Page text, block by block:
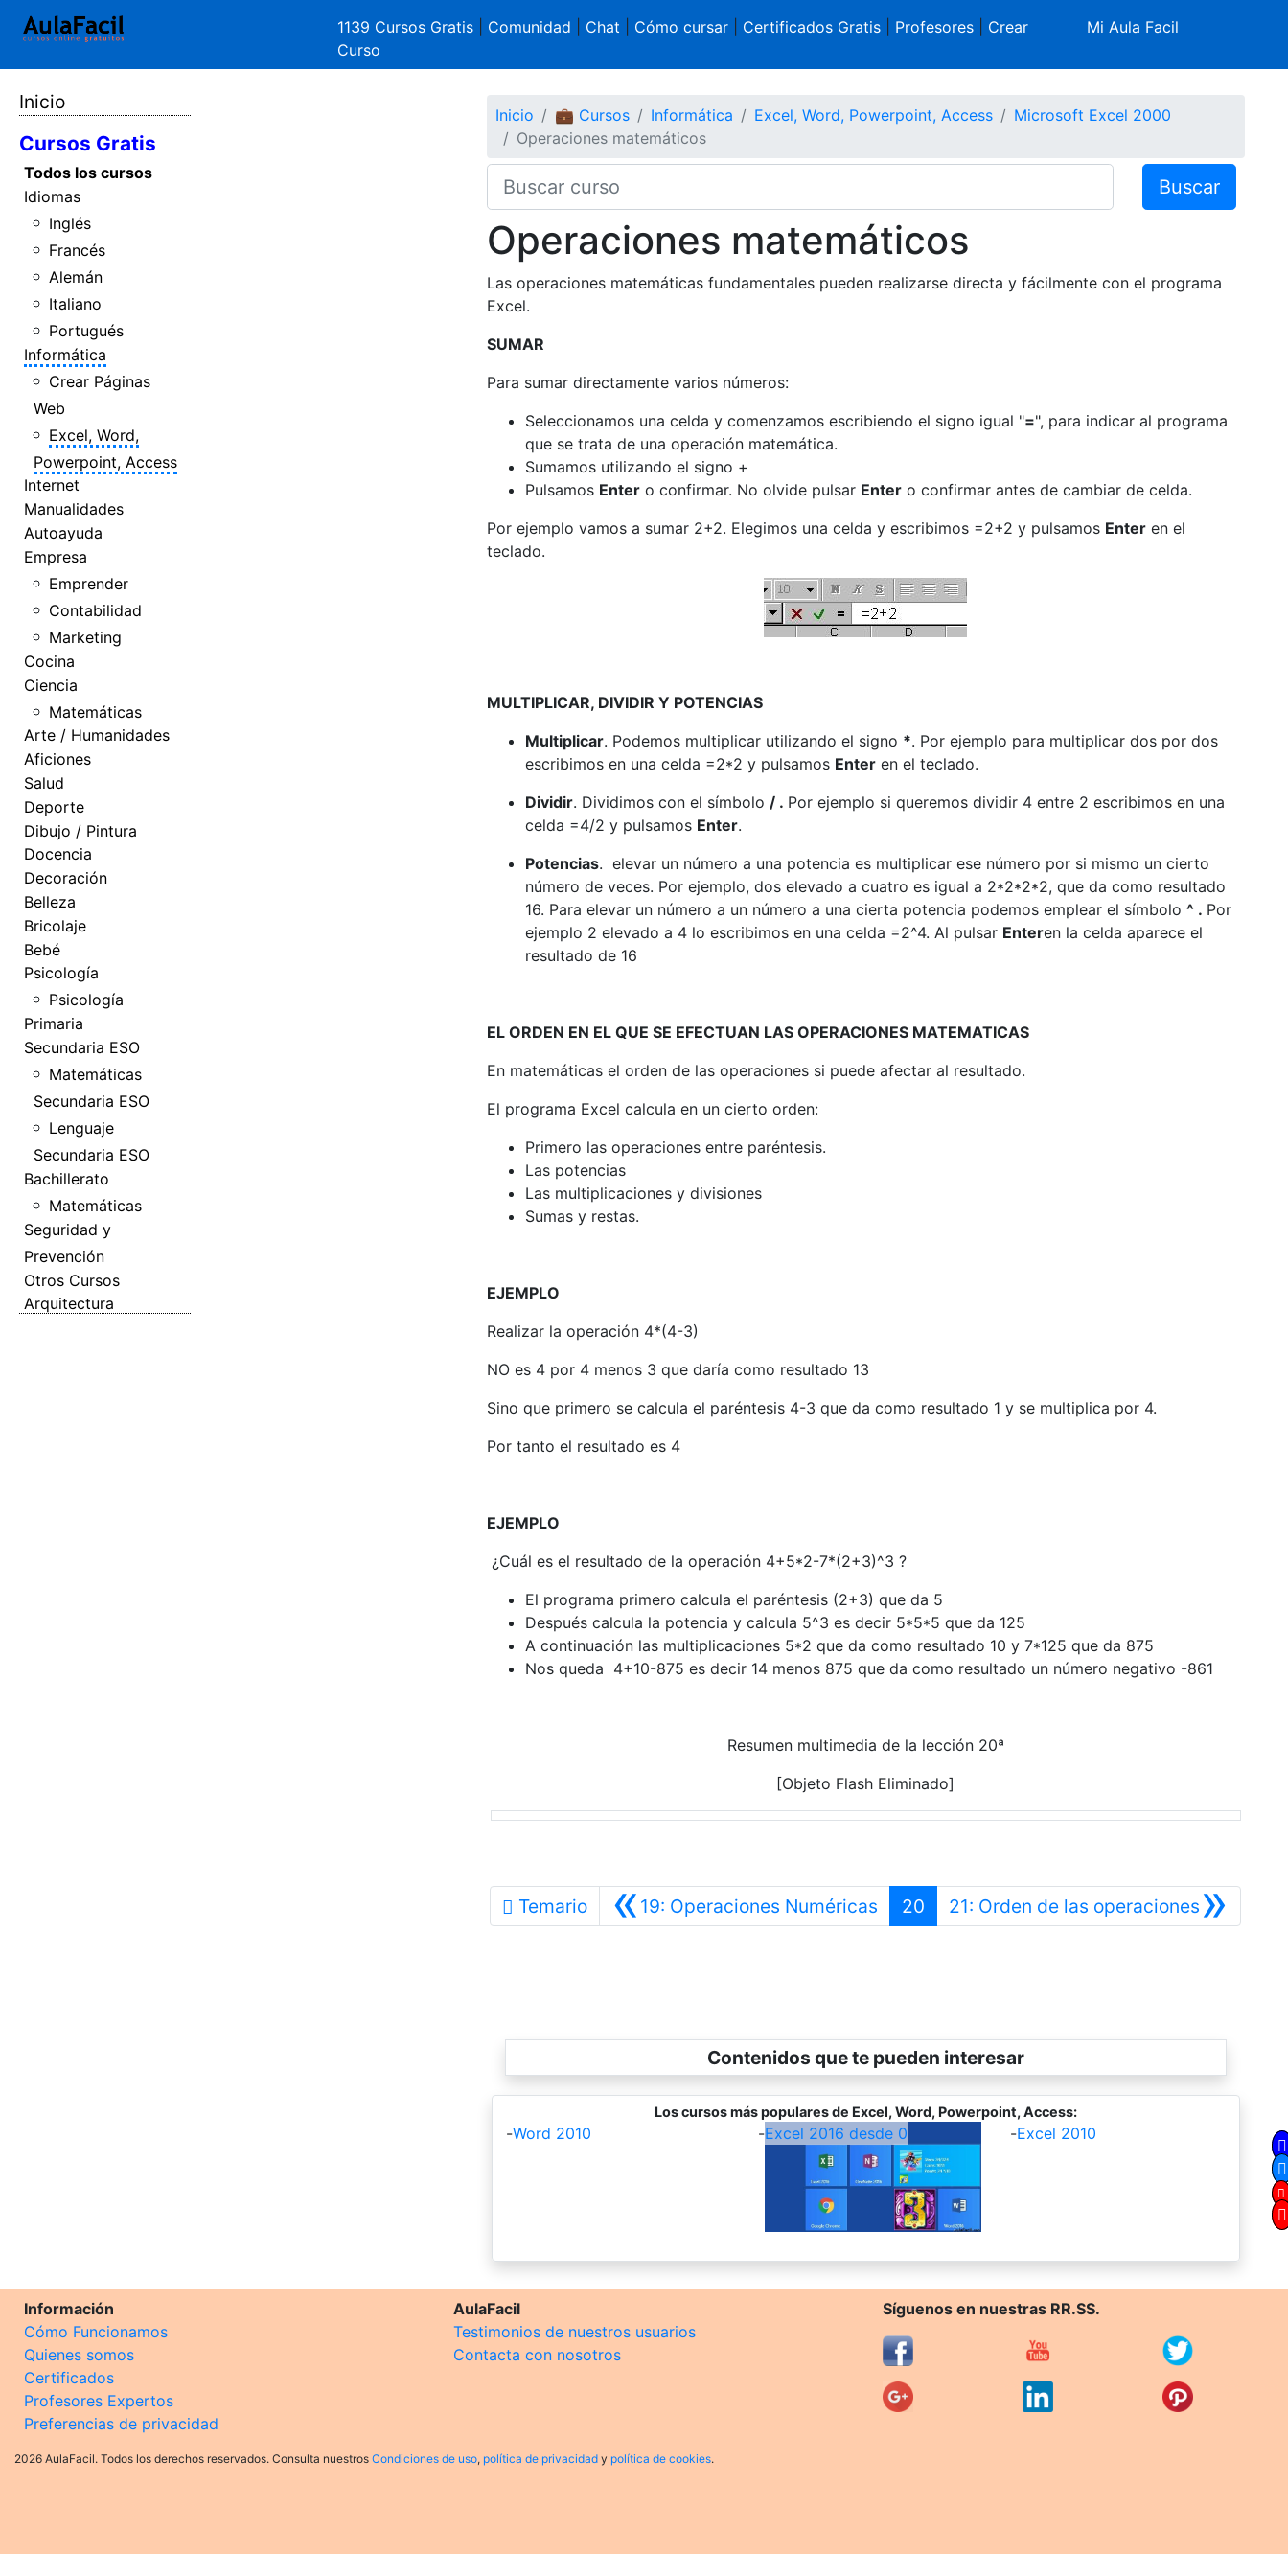
1139 Cursos Gratis Comunidad Chat Cómo cursar| Certificados Gratis| Profesores| Crear
Curso
Mi Aula Facil
Inicio
Cursos Gratis
Todos los cursos
Idiomas
Inglés
Francés
Alemán
Italiano
Portugués
Informática
Crear Páginas
Web
Excel, Word,
Powerpoint, Access
Internet
Manualidades
Autoayuda
Empresa
Emprender
Contabilidad
Marketing
Cocina
Ciencia
Matemáticas
Arte / Humanidades
Aficiones
Salud
Deporte
Dibujo / Pintura
Docencia
Decoración
Belleza
Bricolaje
Bebé
Psicología
Psicología
Primaria
Secundaria ESO
Matemáticas
Secundaria ESO
Lenguaje
Secundaria ESO
Bachillerato
Matemáticas
Seguridad y
Prevención
Otros Cursos
Arquitectura
Inicio 💼 Cursos Informática Excel, Word, Powerpoint, Access
Microsoft Excel 2000
Operaciones matemáticos
Buscar
Operaciones matemáticos
Las operaciones matemáticas fundamentales pueden realizarse directa y fácilmente con el programa
Excel.
SUMAR
Para sumar directamente varios números:
Seleccionamos una celda y comenzamos escribiendo el signo igual "=", para indicar al programa
que se trata de una operación matemática.
Sumamos utilizando el signo +
Pulsamos Entero confirmar. No olvide pulsar Entero confirmar antes de cambiar de celda.
Por ejemplo vamos a sumar 2+2. Elegimos una celda y escribimos =2+2 y pulsamos Enteren el
teclado.
MULTIPLICAR, DIVIDIR Y POTENCIAS
Multiplicar. Podemos multiplicar utilizando el signo *. Por ejemplo para multiplicar dos por dos
escribimos en una celda =2*2 y pulsamos Enteren el teclado.
Dividir. Dividimos con el símbolo / . Por ejemplo si queremos dividir 4 entre 2 escribimos en una
celda =4/2 y pulsamos Enter.
Potencias. elevar un número a una potencia es multiplicar ese número por si mismo un cierto
número de veces. Por ejemplo, dos elevado a cuatro es igual a 2*2*2*2, que da como resultado
16. Para elevar un número a un número a una cierta potencia podemos emplear el símbolo ^ . Por
ejemplo 2 elevado a 4 lo escribimos en una celda =2^4. Al pulsar Enteren la celda aparece el
resultado de 16
EL ORDEN EN EL QUE SE EFECTUAN LAS OPERACIONES MATEMATICAS
En matemáticas el orden de las operaciones si puede afectar al resultado.
El programa Excel calcula en un cierto orden:
Primero las operaciones entre paréntesis.
Las potencias
Las multiplicaciones y divisiones
Sumas y restas.
EJEMPLO
Realizar la operación 4*(4-3)
NO es 4 por 4 menos 3 que daría como resultado 13
Sino que primero se calcula el paréntesis 4-3 que da como resultado 1 y se multiplica por 4.
Por tanto el resultado es 4
EJEMPLO
¿Cuál es el resultado de la operación 4+5*2-7*(2+3)^3 ?
El programa primero calcula el paréntesis (2+3) que da 5
Después calcula la potencia y calcula 5^3 es decir 5*5*5 que da 125
A continuación las multiplicaciones 5*2 que da como resultado 10 y 7*125 que da 875
Nos queda 4+10-875 es decir 14 menos 875 que da como resultado un número negativo -861
Resumen multimedia de la lección 20ª
[Objeto Flash Eliminado]
Temario «19: Operaciones Numéricas Anterior
20 »
21: Orden de las operaciones Siguiente
Contenidos que te pueden interesar
Los cursos más populares de Excel, Word, Powerpoint, Access:
-Word 2010 -Excel 2016 desde 0 -Excel 2010
Información
Cómo Funcionamos
Quienes somos
Certificados
Profesores Expertos
Preferencias de privacidad
AulaFacil
Testimonios de nuestros usuarios
Contacta con nosotros
Síguenos en nuestras RR.SS.
2026 AulaFacil. Todos los derechos reservados. Consulta nuestros Condiciones de uso, política de privacidad y política de cookies.